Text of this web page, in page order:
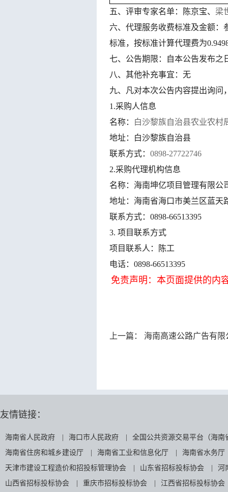
五、评审专家名单： 陈京宝、 梁
六、代理服务收费标准及金额：
标准， 按标准计算代理费为
七、公告期限：自本公告发布之
八、其他补充事宜：无
九、凡对本次公告内容提出询问
1.采购人信息
名称：
白沙黎族自治县农业农村
地址：白沙黎族自治县
联系方式： 0898-27722746
2.采购代理机构信息
名称：海南坤亿项目管理有限公
地址：海南省海口市美兰区蓝天
联系方式： 0898-66513395
3. 项目联系方式
项目联系人：陈工
电话： 0898-66513395
免责声明：本页面提供的内
上一篇： 海南高速公路广告有限公司
友情链接：
海南省人民政府 海口市人民政府
全国公共资源交易平台（海南
海南省住房和城乡建设厅
海南省工业和信息化厅
海南省水务厅
天津市建设工程造价和招投标管理协会
山东省招标投标协会
河
山西省招标投标协会
重庆市招标投标协会
江西省招标投标协会